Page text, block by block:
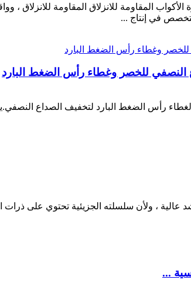
المقاومة للانزلاق المقاومة للانزلاق ،
النصفي للخصر وغطاء رأس الضغط البارد
...